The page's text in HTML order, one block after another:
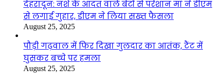
देहरादून: नशे के आदत वाले बेटों से परेशान मां ने डीएम
से लगाई गुहार, डीएम ने लिया सख्त फैसला
August 25, 2025
पौड़ी गढ़वाल में फिर दिखा गुलदार का आतंक, टैंट में
घुसकर बच्चे पर हमला
August 25, 2025